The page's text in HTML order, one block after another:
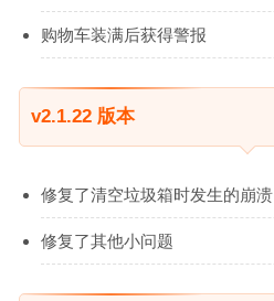
购物车装满后获得警报
v2.1.22 版本
修复了清空垃圾箱时发生的崩溃
修复了其他小问题